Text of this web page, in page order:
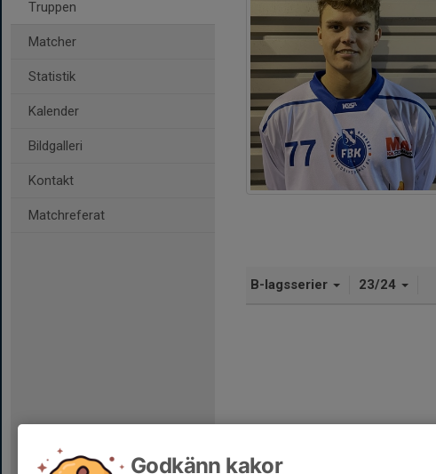
Truppen
Matcher
Statistik
Kalender
Bildgalleri
Kontakt
Matchreferat
B-lagsserier 23/24
Godkänn kakor